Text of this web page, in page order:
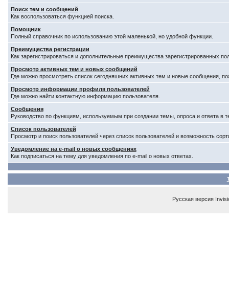
Поиск тем и сообщений
Как воспользоваться функцией поиска.
Помощник
Полный справочник по использованию этой маленькой, но удобной функции.
Преимущества регистрации
Как зарегистрироваться и дополнительные преимущества зарегистрированных
Просмотр активных тем и новых сообщений
Где можно просмотреть список сегодняшних активных тем и новые сообщения,
Просмотр информации профиля пользователей
Где можно найти контактную информацию пользователя.
Сообщения
Руководство по функциям, используемым при создании темы, опроса и ответа в
Список пользователей
Просмотр и поиск пользователей через список пользователей и возможность
Уведомление на e-mail о новых сообщениях
Как подписаться на тему для уведомления по e-mail о новых ответах.
Русская версия